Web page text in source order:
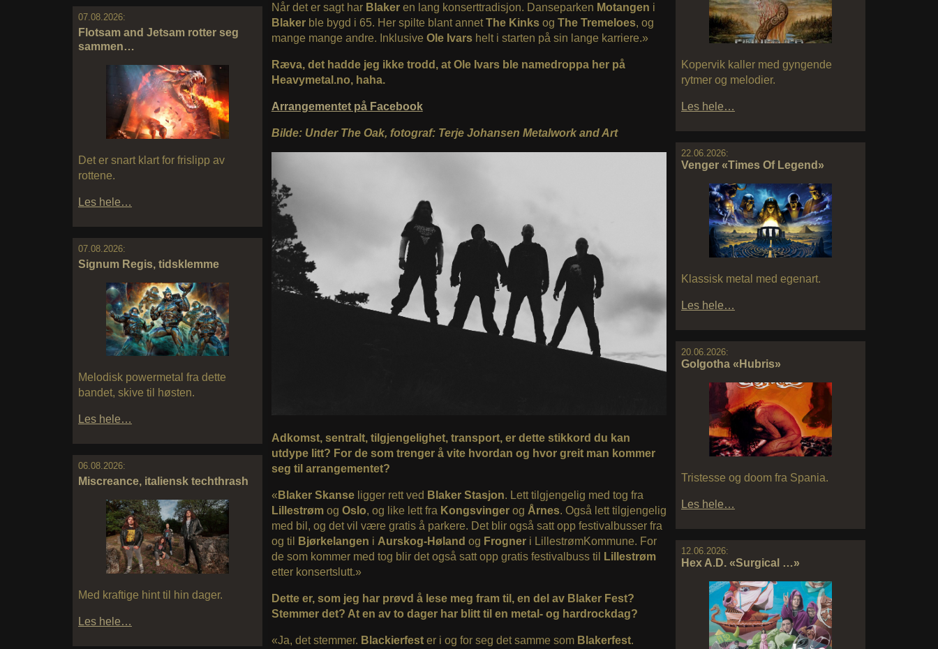
07.08.2026:
Flotsam and Jetsam rotter seg
sammen…
Det er snart klart for frislipp av
rottene.
Les hele…
07.08.2026:
Signum Regis, tidsklemme
Melodisk powermetal fra dette
bandet, skive til høsten.
Les hele…
06.08.2026:
Miscreance, italiensk techthrash
Med kraftige hint til hin dager.
Les hele…
Kopervik kaller med gyngende
rytmer og melodier.
Les hele…
22.06.2026:
Venger «Times Of Legend»
Klassisk metal med egenart.
Les hele…
20.06.2026:
Golgotha «Hubris»
Tristesse og doom fra Spania.
Les hele…
12.06.2026:
Hex A.D. «Surgical …»
Når det er sagt har Blaker en lang konserttradisjon. Danseparken Motangen i
Blaker ble bygd i 65. Her spilte blant annetThe Kinksog The Tremeloes, og
mange mange andre. Inklusive Ole Ivarshelt i starten på sin lange karriere.»
Ræva, det hadde jeg ikke trodd, at Ole Ivars ble namedroppa her på
Heavymetal.no, haha.
Arrangementet på Facebook
Bilde: Under The Oak, fotograf: Terje Johansen Metalwork and Art
Adkomst, sentralt, tilgjengelighet, transport, er dette stikkord du kan
utdype litt? For de som trenger å vite hvordan og hvor greit man kommer
seg til arrangementet?
« Blaker Skanseligger rett ved Blaker Stasjon. Lett tilgjengelig med tog fra
Lillestrøm og Oslo, og like lett fra Kongsvinger og Årnes. Også lett tilgjengelig
med bil, og det vil være gratis å parkere. Det blir også satt opp festivalbusser fra
og til
Bjørkelangen i Aurskog-Høland og Frogneri LillestrømKommune. For
de som kommer med tog blir det også satt opp gratis festivalbuss til
Lillestrøm
etter konsertslutt.»
Dette er, som jeg har prøvd å lese meg fram til, en del av Blaker Fest?
Stemmer det? At en av to dager har blitt til en metal- og hardrockdag?
«Ja, det stemmer. Blackierfest er i og for seg det samme som Blakerfest.